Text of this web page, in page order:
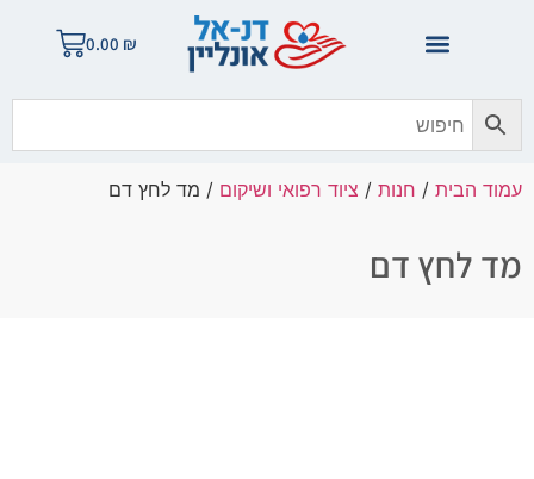
0.00 ₪
עמוד הבית / חנות / ציוד רפואי ושיקום / מד לחץ דם
מד לחץ דם